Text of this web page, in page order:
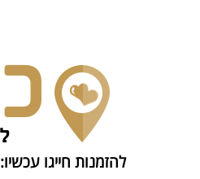
להזמנות חייגו עכשיו: 072-3341798